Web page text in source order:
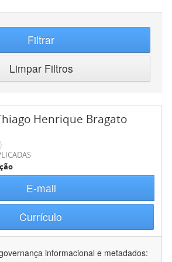
Filtrar
Limpar Filtros
Henrique Bragato
E-mail
Currículo
informacional e metadados: